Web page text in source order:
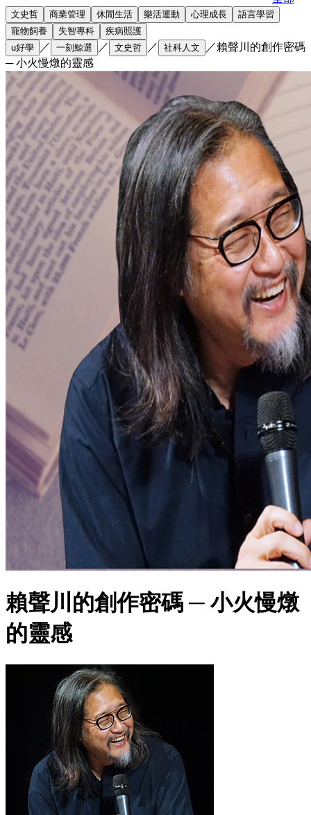
文史哲 商業管理 休閒生活 樂活運動 心理成長
語言學習
寵物飼養
失智專科
疾病照護
u好學
／ 一刻鯨選 ／ 文史哲 ／ 社科人文 ／賴聲川的創作密碼
─ 小火慢燉的靈感
賴聲川的創作密碼 ─ 小火慢燉
的靈感